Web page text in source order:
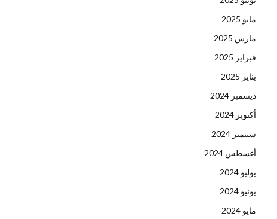
مايو 2025
مارس 2025
فبراير 2025
يناير 2025
ديسمبر 2024
أكتوبر 2024
سبتمبر 2024
أغسطس 2024
يوليو 2024
يونيو 2024
مايو 2024